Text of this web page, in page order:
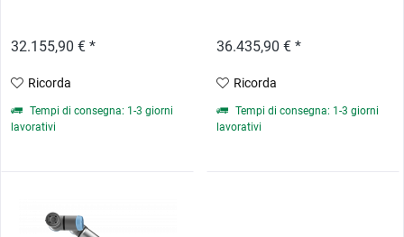
32.155,90 € *
Ricorda
Tempi di consegna: 1-3 giorni
lavorativi
36.435,90 € *
Ricorda
Tempi di consegna: 1-3 giorni
lavorativi